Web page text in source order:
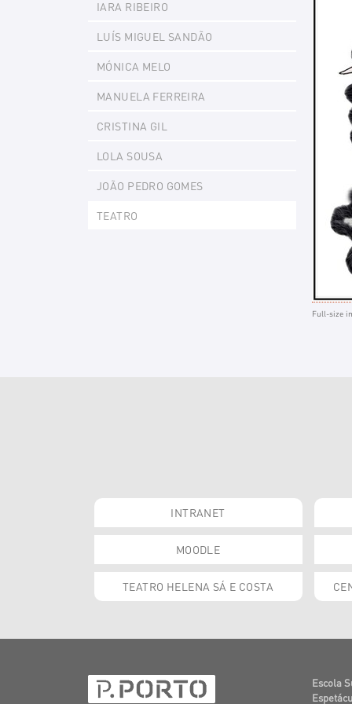
Full-size
IARA RIBEIRO
LUÍS MIGUEL SANDÃO
MÓNICA MELO
MANUELA FERREIRA
CRISTINA GIL
LOLA SOUSA
JOÃO PEDRO GOMES
TEATRO
INTRANET
MOODLE
TEATRO HELENA SÁ E COSTA
Escola